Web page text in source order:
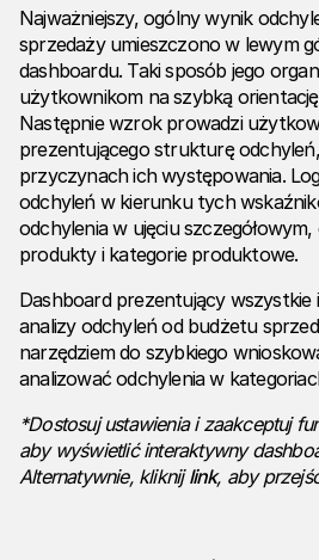
Najważniejszy, ogólny wynik
sprzedaży umieszczono w lewym
dashboardu. Taki sposób jego
użytkownikom na szybką
Następnie wzrok prowadzi
prezentującego strukturę
przyczynach ich występowania.
odchyleń w kierunku tych
odchylenia w ujęciu
produkty i kategorie produktowe.
Dashboard prezentujący wszystkie
analizy odchyleń od budżetu
narzędziem do szybkiego
analizować odchylenia w
*Dostosuj ustawienia i zaakceptuj
aby wyświetlić interaktywny
Alternatywnie, kliknijlink, aby